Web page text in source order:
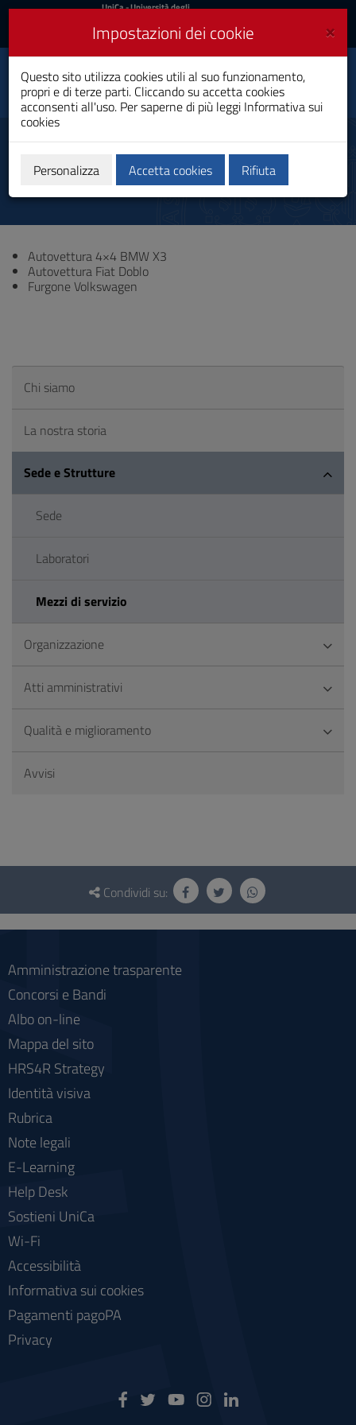
Vai
al
navigazione
sito
al
Footer
UniCa
Accedi
UniCa- Università degli
Accedi UniCA News
Toggle
navigation
Dipartimento di Scienze
della vita e
dell’ambiente
Mezzi di servizio
Autovettura 4×4 BMW X3
Autovettura Fiat Doblo
Furgone Volkswagen
Chi siamo
La nostra storia
Sede e Strutture
Sede
Laboratori
Mezzi di servizio
Organizzazione
Atti amministrativi
Qualità e miglioramento
Avvisi
Questionario
social
Condividi su:
Amministrazione trasparente
Concorsi e Bandi
Albo on-line
Mappa del sito
HRS4R Strategy
Identità visiva
Rubrica
Note legali
E-Learning
Help Desk
Sostieni UniCa
Wi-Fi
Accessibilità
Informativa sui cookies
Pagamenti pagoPA
Privacy
×
Impostazioni dei cookie
Questo sito utilizza cookies utili al suo funzionamento,
propri e di terze parti. Cliccando su accetta cookies
acconsenti all'uso. Per saperne di più leggi Informativa sui
cookies
Personalizza Accetta cookies Rifiuta